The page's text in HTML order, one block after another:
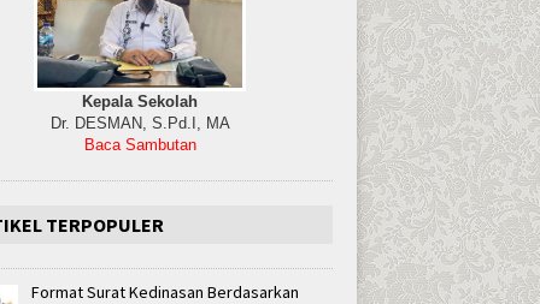
Kepala Sekolah
Dr. DESMAN, S.Pd.I, MA
Baca Sambutan
TERPOPULER
Format Surat Kedinasan Berdasarkan